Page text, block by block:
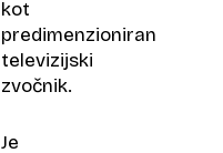
kot
predimenzioniran
televizijski
zvočnik.
Je